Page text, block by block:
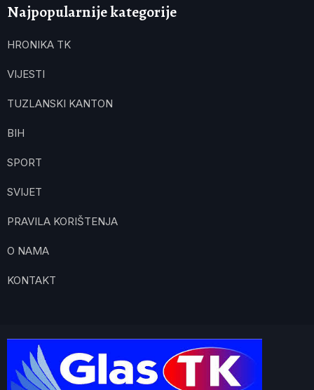
Najpopularnije kategorije
HRONIKA TK
VIJESTI
TUZLANSKI KANTON
BIH
SPORT
SVIJET
PRAVILA KORIŠTENJA
O NAMA
KONTAKT